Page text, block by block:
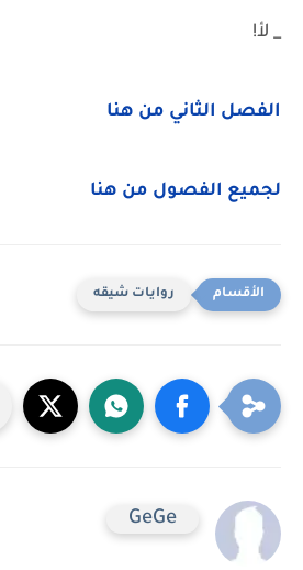
_ لأ!
الفصل الثاني من هنا
لجميع الفصول من هنا
روايات شيقه
GeGe